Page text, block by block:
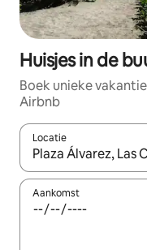
Huisjes in de
Boek unieke
Airbnb
Locatie
Wanneer er
Aankomst